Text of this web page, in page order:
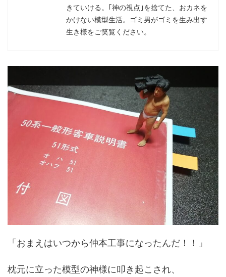
きていける。｢神の視点｣を捨てた、おカネを
かけない模型生活。ゴミ男がゴミを生み出す
生き様をご笑覧ください。
「おまえはいつから仲本工事になったんだ！！」
枕元に立った模型の神様に叩き起こされ、